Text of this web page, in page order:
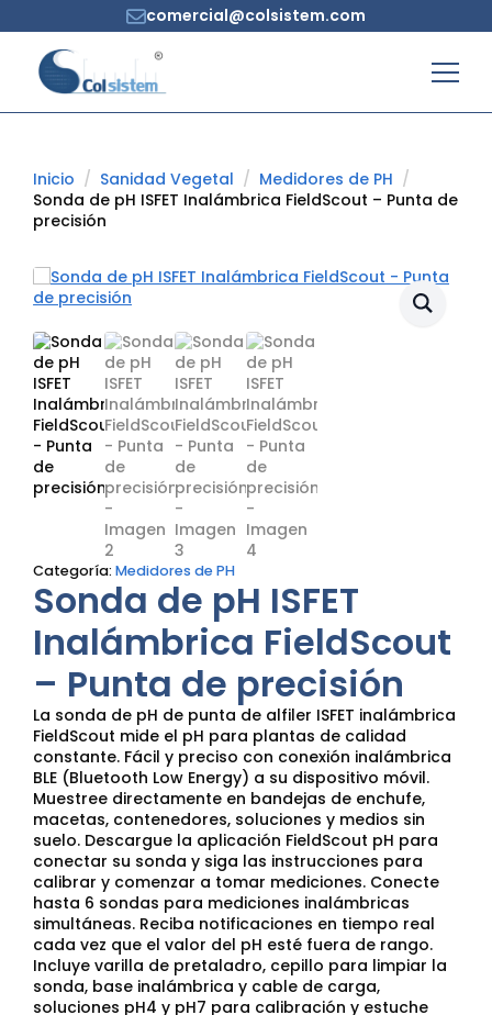
comercial@colsistem.com
Inicio Sanidad Vegetal
Medidores de PH
Sonda de pH ISFET Inalámbrica FieldScout – Punta de
precisión
Categoría: Medidores de PH
Sonda de pH ISFET
Inalámbrica FieldScout
– Punta de precisión
La sonda de pH de punta de alfiler ISFET inalámbrica
FieldScout mide el pH para plantas de calidad
constante. Fácil y preciso con conexión inalámbrica
BLE (Bluetooth Low Energy) a su dispositivo móvil.
Muestree directamente en bandejas de enchufe,
macetas, contenedores, soluciones y medios sin
suelo. Descargue la aplicación FieldScout pH para
conectar su sonda y siga las instrucciones para
calibrar y comenzar a tomar mediciones. Conecte
hasta 6 sondas para mediciones inalámbricas
simultáneas. Reciba notificaciones en tiempo real
cada vez que el valor del pH esté fuera de rango.
Incluye varilla de pretaladro, cepillo para limpiar la
sonda, base inalámbrica y cable de carga,
soluciones pH4 y pH7 para calibración y estuche